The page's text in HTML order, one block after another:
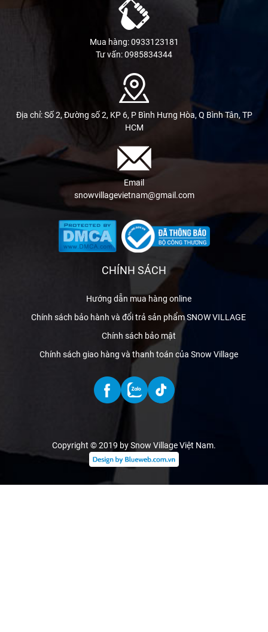
Mua hàng: 0933123181
Tư vấn: 0985834344
Địa chỉ: Số 2, Đường số 2, KP 6, P Bình Hưng Hòa, Q Bình Tân, TP
HCM
Email
snowvillagevietnam@gmail.com
CHÍNH SÁCH
Hướng dẫn mua hàng online
Chính sách bảo hành và đổi trả sản phẩm SNOW VILLAGE
Chính sách bảo mật
Chính sách giao hàng và thanh toán của Snow Village
Copyright © 2019 by Snow Village Việt Nam.